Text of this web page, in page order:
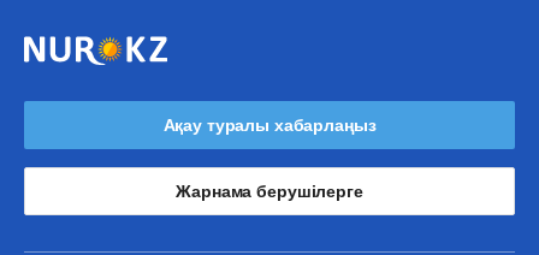
Ақау туралы хабарлаңыз
Жарнама берушілерге